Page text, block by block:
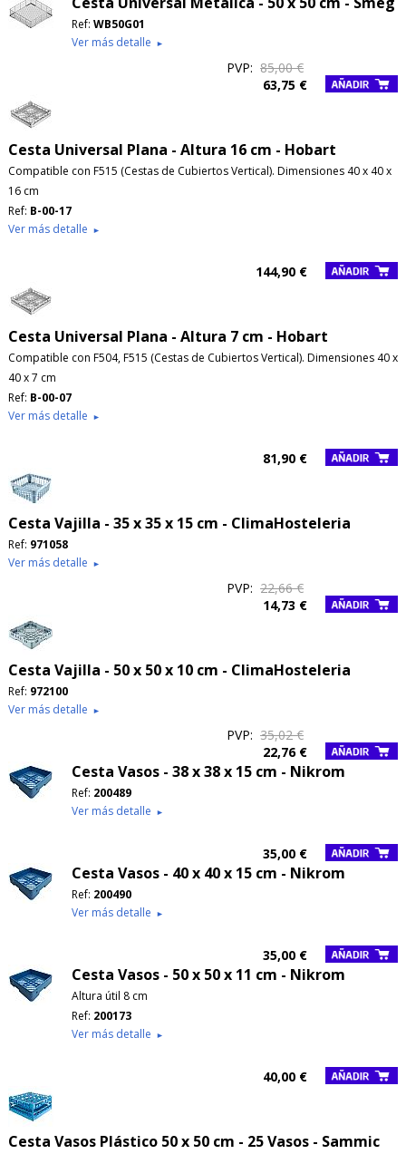
Ref: WB50G01
Ver más detalle ►
PVP: 85,00 €
63,75 €
Cesta Universal Plana - Altura 16 cm - Hobart
Compatible con F515 (Cestas de Cubiertos Vertical). Dimensiones 40 x 40 x
16 cm
Ref: B-00-17
Ver más detalle ►
144,90 €
Cesta Universal Plana - Altura 7 cm - Hobart
Compatible con F504, F515 (Cestas de Cubiertos Vertical). Dimensiones 40 x
40 x 7 cm
Ref: B-00-07
Ver más detalle ►
81,90 €
Cesta Vajilla - 35 x 35 x 15 cm - ClimaHosteleria
Ref: 971058
Ver más detalle ►
PVP: 22,66 €
14,73 €
Cesta Vajilla - 50 x 50 x 10 cm - ClimaHosteleria
Ref: 972100
Ver más detalle ►
PVP: 35,02 €
22,76 €
Cesta Vasos - 38 x 38 x 15 cm - Nikrom
Ref: 200489
Ver más detalle ►
35,00 €
Cesta Vasos - 40 x 40 x 15 cm - Nikrom
Ref: 200490
Ver más detalle ►
35,00 €
Cesta Vasos - 50 x 50 x 11 cm - Nikrom
Altura útil 8 cm
Ref: 200173
Ver más detalle ►
40,00 €
Cesta Vasos Plástico 50 x 50 cm - 25 Vasos - Sammic